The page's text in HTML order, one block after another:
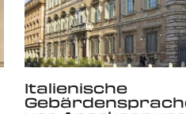
Italienische